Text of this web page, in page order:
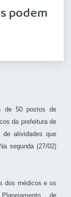
podem
de 50 postos de
da prefeitura de
de atividades que
segunda (27/02)
dos médicos e os
de